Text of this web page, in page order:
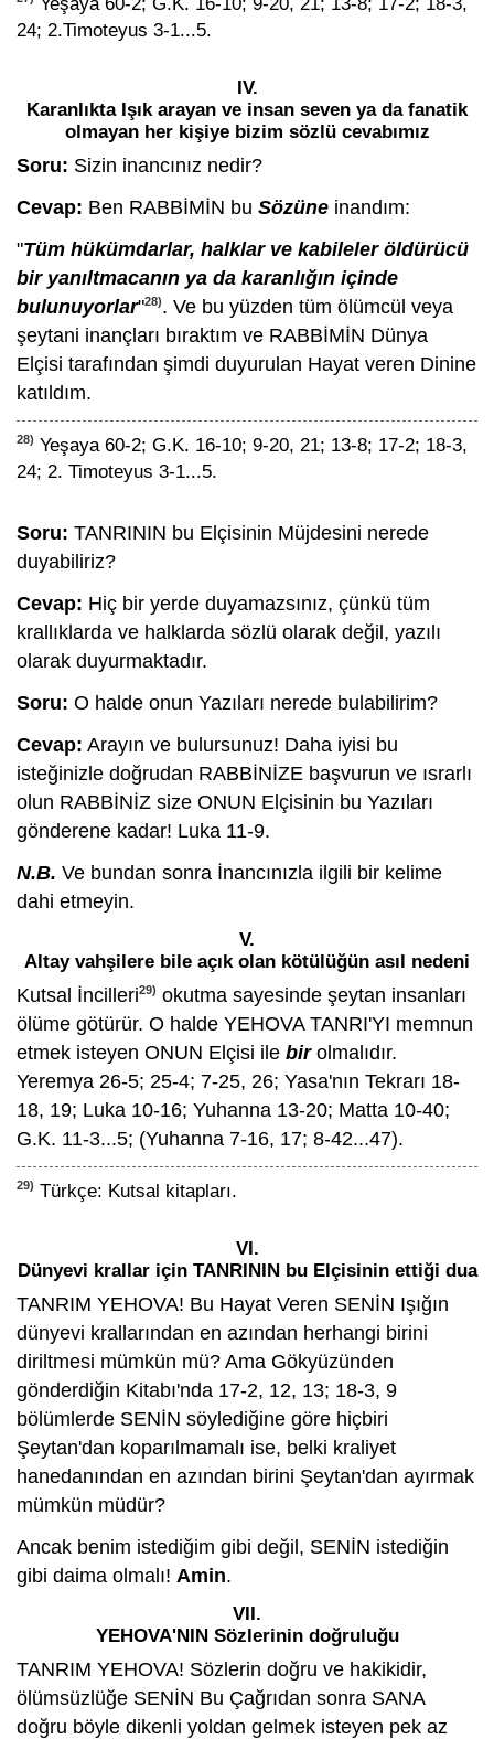
24; 2.Timoteyus 3-1...5.
IV.
Karanlıkta Işık arayan ve insan seven ya da fanatik
olmayan her kişiye bizim sözlü cevabımız
Soru: Sizin inancınız nedir?
Cevap: Ben RABBİMİN bu Sözüne inandım:
"Tüm hükümdarlar, halklar ve kabileler öldürücü
bir yanıltmacanın ya da karanlığın içinde
bulunuyorlar"28). Ve bu yüzden tüm ölümcül veya
şeytani inançları bıraktım ve RABBİMİN Dünya
Elçisi tarafından şimdi duyurulan Hayat veren Dinine
katıldım.
28) Yeşaya 60-2; G.K. 16-10; 9-20, 21; 13-8; 17-2; 18-3,
24; 2. Timoteyus 3-1...5.
Soru: TANRININ bu Elçisinin Müjdesini nerede
duyabiliriz?
Cevap: Hiç bir yerde duyamazsınız, çünkü tüm
krallıklarda ve halklarda sözlü olarak değil, yazılı
olarak duyurmaktadır.
Soru: O halde onun Yazıları nerede bulabilirim?
Cevap: Arayın ve bulursunuz! Daha iyisi bu
isteğinizle doğrudan RABBİNİZE başvurun ve ısrarlı
olun RABBİNİZ size ONUN Elçisinin bu Yazıları
gönderene kadar! Luka 11-9.
N.B. Ve bundan sonra İnancınızla ilgili bir kelime
dahi etmeyin.
V.
Altay vahşilere bile açık olan kötülüğün asıl nedeni
Kutsal İncilleri29) okutma sayesinde şeytan insanları
ölüme götürür. O halde YEHOVA TANRI'YI memnun
etmek isteyen ONUN Elçisi ile birolmalıdır.
Yeremya 26-5; 25-4; 7-25, 26; Yasa'nın Tekrarı 18-
18, 19; Luka 10-16; Yuhanna 13-20; Matta 10-40;
G.K. 11-3...5; (Yuhanna 7-16, 17; 8-42...47).
29) Türkçe: Kutsal kitapları.
VI.
Dünyevi krallar için TANRININ bu Elçisinin ettiği dua
TANRIM YEHOVA! Bu Hayat Veren SENİN Işığın
dünyevi krallarından en azından herhangi birini
diriltmesi mümkün mü? Ama Gökyüzünden
gönderdiğin Kitabı'nda 17-2, 12, 13; 18-3, 9
bölümlerde SENİN söylediğine göre hiçbiri
Şeytan'dan koparılmamalı ise, belki kraliyet
hanedanından en azından birini Şeytan'dan ayırmak
mümkün müdür?
Ancak benim istediğim gibi değil, SENİN istediğin
gibi daima olmalı! Amin.
VII.
YEHOVA'NIN Sözlerinin doğruluğu
TANRIM YEHOVA! Sözlerin doğru ve hakikidir,
ölümsüzlüğe SENİN Bu Çağrıdan sonra SANA
doğru böyle dikenli yoldan gelmek isteyen pek az